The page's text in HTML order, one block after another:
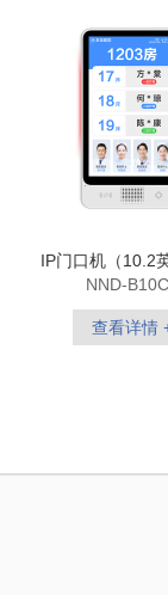
IP门口机（10.2
NND-
查看详情